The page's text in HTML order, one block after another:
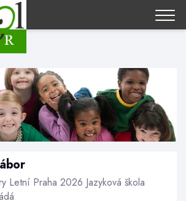
Letní Praha 2026 Jazyková škola